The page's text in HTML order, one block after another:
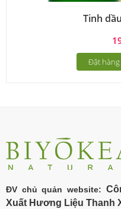
Tinh
Đặt hàng
ĐV chủ quản website:
Xuất Hương Liệu Thanh